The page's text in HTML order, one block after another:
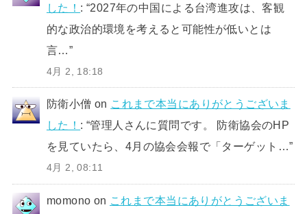
した！ : “2027年の中国による台湾進攻は、客観
的な政治的環境を考えると可能性が低いとは
言…”
4月 2, 18:18
防衛小僧 on これまで本当にありがとうございま
した！ : “管理人さんに質問です。 防衛協会のHP
を見ていたら、4月の協会会報で「ターゲット…”
4月 2, 08:11
momono on これまで本当にありがとうございま